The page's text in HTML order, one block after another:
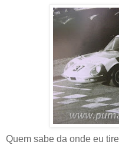
Quem sabe da onde eu